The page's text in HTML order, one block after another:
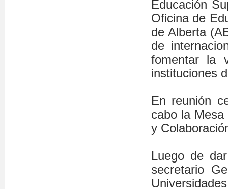
Educación
Oficina de
de Alberta
de
fomentar la
instituciones
En reunión
cabo la Mesa
y
Luego de
secretario